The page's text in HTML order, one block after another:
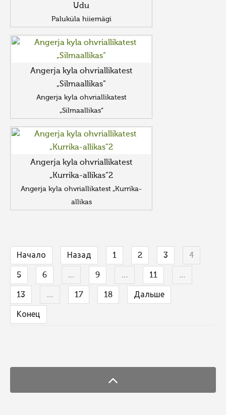
Udu
Paluküla hiiemägi
Angerja kyla ohvriallikatest
„Silmaallikas“
Angerja kyla ohvriallikatest
„Silmaallikas“
Angerja kyla ohvriallikatest
„Kurrika-allikas“2
Angerja kyla ohvriallikatest „Kurrika-
allikas
Начало Назад 1 2 3 4
5 6 ... 9 … 11 …
13 … 17 18 Дальше
Конец